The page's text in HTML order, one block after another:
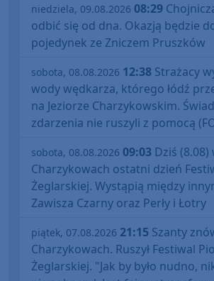
niedziela, 09.08.2026 08:29
odbić się od dna. Okazją będzie
pojedynek ze Zniczem Pruszków
sobota, 08.08.2026 12:38 Strażacy
wody wędkarza, którego łódź
na Jeziorze Charzykowskim.
zdarzenia nie ruszyli z pomocą
sobota, 08.08.2026 09:03 Dziś (8.08)
Charzykowach ostatni dzień
Żeglarskiej. Wystąpią między
Zawisza Czarny oraz Perły i Łotry
piątek, 07.08.2026 21:15 Szanty
Charzykowach. Ruszył Festiwal
Żeglarskiej. "Jak by było nudno,